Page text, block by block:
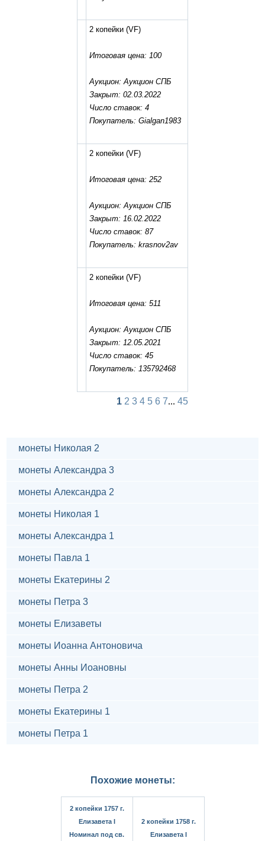
2 копейки (VF)
Итоговая цена: 100
Аукцион: Аукцион СПБ
Закрыт: 02.03.2022
Число ставок: 4
Покупатель: Gialgan1983
2 копейки (VF)
Итоговая цена: 252
Аукцион: Аукцион СПБ
Закрыт: 16.02.2022
Число ставок: 87
Покупатель: krasnov2av
2 копейки (VF)
Итоговая цена: 511
Аукцион: Аукцион СПБ
Закрыт: 12.05.2021
Число ставок: 45
Покупатель: 135792468
1 2 3 4 5 6 7... 45
монеты Николая 2
монеты Александра 3
монеты Александра 2
монеты Николая 1
монеты Александра 1
монеты Павла 1
монеты Екатерины 2
монеты Петра 3
монеты Елизаветы
монеты Иоанна Антоновича
монеты Анны Иоановны
монеты Петра 2
монеты Екатерины 1
монеты Петра 1
Похожие монеты:
2 копейки 1757 г.
Елизавета I
Номинал под св.
2 копейки 1758 г.
Елизавета I